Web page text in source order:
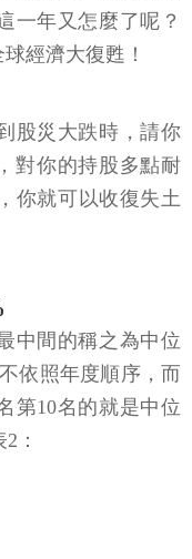
一年又怎麼了呢？
經濟大復甦！
股災大跌時，請你
對你的持股多點耐
你就可以收復失土
中間的稱之為中位
依照年度順序，而
第10名的就是中位
：